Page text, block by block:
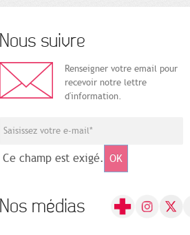
Nous suivre
Renseigner votre email pour
recevoir notre lettre
d'information.
Ce champ est exigé. OK
Nos médias